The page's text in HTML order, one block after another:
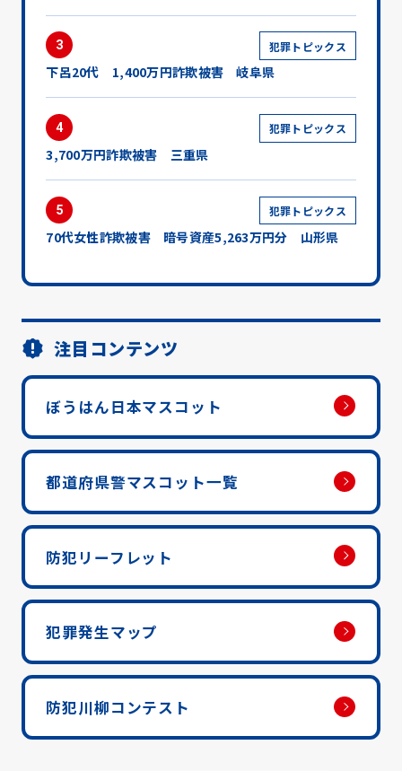
3 犯罪トピックス
下呂20代 1,400万円詐欺被害 岐阜県
4 犯罪トピックス
3,700万円詐欺被害 三重県
5 犯罪トピックス
70代女性詐欺被害 暗号資産5,263万円分 山形県
注目コンテンツ
ぼうはん日本マスコット
都道府県警マスコット一覧
防犯リーフレット
犯罪発生マップ
防犯川柳コンテスト